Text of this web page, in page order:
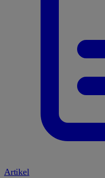
Artikel